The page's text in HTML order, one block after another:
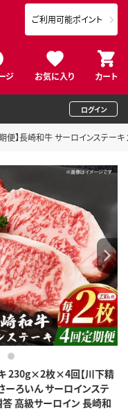
ジ お気に入り カート
ご利用可能ポイント
ログイン
期便】長崎和牛 サーロインステ
キ 230g×2枚×4回【川下精
ろいん サーロインステ
高級サーロイン 長崎和
5